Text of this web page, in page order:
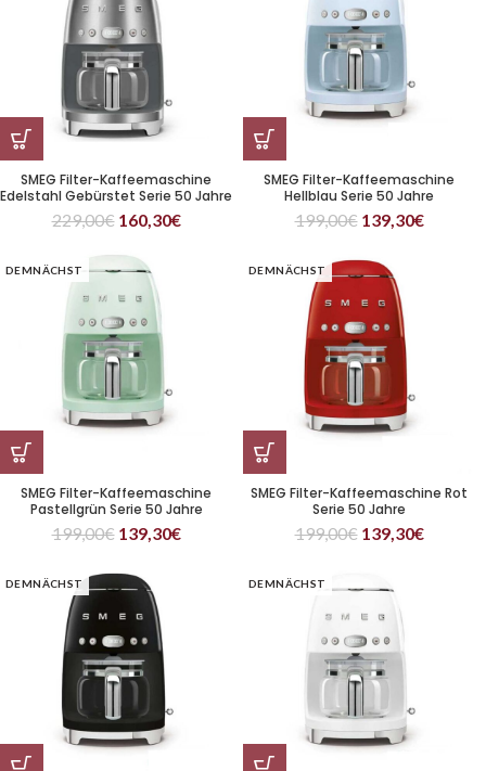
SMEG Filter-Kaffeemaschine
Edelstahl Gebürstet Serie 50 Jahre
229,00€ 160,30€
SMEG Filter-Kaffeemaschine
Hellblau Serie 50 Jahre
199,00€ 139,30€
DEMNÄCHST
SMEG Filter-Kaffeemaschine
Pastellgrün Serie 50 Jahre
199,00€ 139,30€
DEMNÄCHST
SMEG Filter-Kaffeemaschine Rot
Serie 50 Jahre
199,00€ 139,30€
DEMNÄCHST DEMNÄCHST